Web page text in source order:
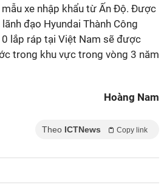
xe nhập khẩu từ Ấn Độ. Được
đạo Hyundai Thành Công
lắp ráp tại Việt Nam sẽ được
trong khu vực trong vòng 3 năm
Hoàng Nam
Theo ICTNews Copy link